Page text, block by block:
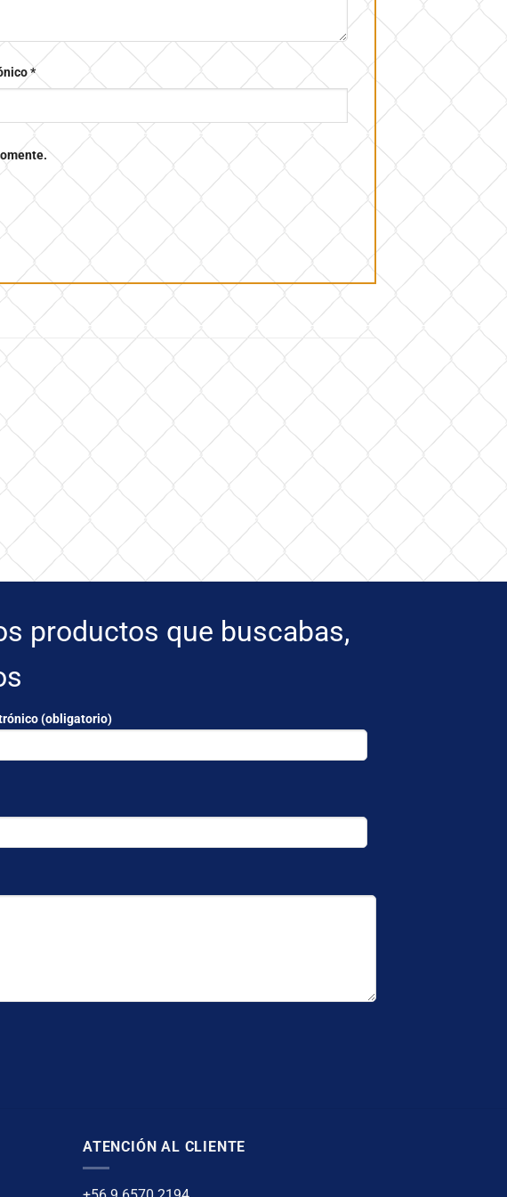
*
productos que buscabas,
(obligatorio)
ATENCIÓN AL CLIENTE